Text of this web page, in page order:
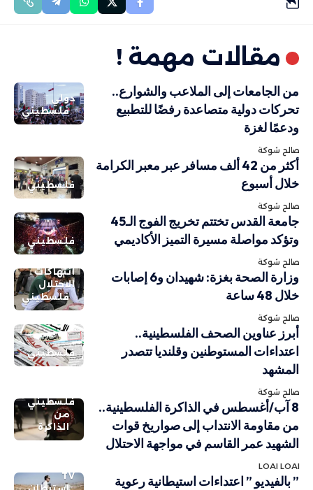
مقالات مهمة !
دولي
فلسطيني
من الجامعات إلى الملاعب والشوارع..
تحركات دولية متصاعدة رفضًا للتطبيع
ودعمًا لغزة
صالح شوكة
فلسطيني
أكثر من 42 ألف مسافر عبر معبر الكرامة
خلال أسبوع
صالح شوكة
فلسطيني
جامعة القدس تختتم تخريج الفوج الـ45
وتؤكد مواصلة مسيرة التميز الأكاديمي
صالح شوكة
انتهاكات
الاحتلال
فلسطيني
وزارة الصحة بغزة: شهيدان و6 إصابات
خلال 48 ساعة
صالح شوكة
فلسطيني
أبرز عناوين الصحف الفلسطينية..
اعتداءات المستوطنين وقلنديا تتصدر
المشهد
صالح شوكة
فلسطيني
من
الذاكرة
8 آب/أغسطس في الذاكرة الفلسطينية..
من مقاومة الانتداب إلى صواريخ قوات
الشهيد عمر القاسم في مواجهة الاحتلال
LOAI LOAI
TV
” بالفيديو ” اعتداءات استيطانية رعوية